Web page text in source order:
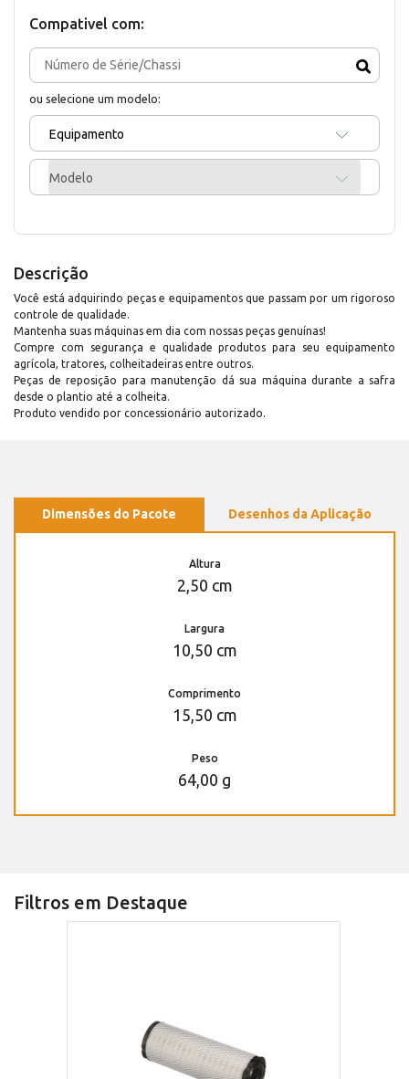
Compativel com:
ou selecione um modelo:
Equipamento
Modelo
Descrição
Você está adquirindo peças e equipamentos que passam por um rigoroso
controle de qualidade.
Mantenha suas máquinas em dia com nossas peças genuínas!
Compre com segurança e qualidade produtos para seu equipamento
agrícola, tratores, colheitadeiras entre outros.
Peças de reposição para manutenção dá sua máquina durante a safra
desde o plantio até a colheita.
Produto vendido por concessionário autorizado.
Dimensões do Pacote Desenhos da Aplicação
Altura
2,50 cm
Largura
10,50 cm
Comprimento
15,50 cm
Peso
64,00 g
Filtros em Destaque